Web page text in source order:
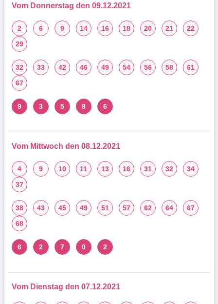
Vom Donnerstag den 09.12.2021
2 6 9 14 16 18 20 21
22
29
32 33 42 46 49 54 56 58
61
67
9 3 5 8 6
Vom Mittwoch den 08.12.2021
4 9 10 11 13 16 31 32
34
37
38 43 45 49 51 57 62 64
67
68
6 2 7 0 2
Vom Dienstag den 07.12.2021